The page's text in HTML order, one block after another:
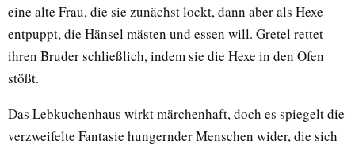
eine alte Frau, die sie zunächst lockt, dann aber als Hexe
entpuppt, die Hänsel mästen und essen will. Gretel rettet
ihren Bruder schließlich, indem sie die Hexe in den Ofen
stößt.
Das Lebkuchenhaus wirkt märchenhaft, doch es spiegelt die
verzweifelte Fantasie hungernder Menschen wider, die sich